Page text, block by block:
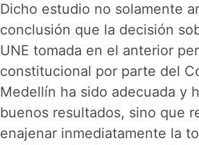
Dicho estudio no solamente
conclusión que la decisión
UNE tomada en el anterior
constitucional por parte del
Medellín ha sido adecuada y
buenos resultados, sino que
enajenar inmediatamente la